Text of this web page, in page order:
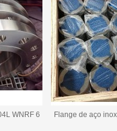
WNRF 6
Flange de aço